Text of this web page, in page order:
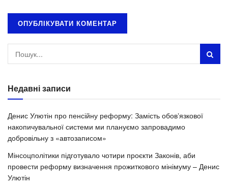
Недавні записи
Денис Улютін про пенсійну реформу: Замість обовʼязкової
накопичувальної системи ми плануємо запровадимо
добровільну з «автозаписом»
Мінсоцполітики підготувало чотири проєкти Законів, аби
провести реформу визначення прожиткового мінімуму – Денис
Улютін